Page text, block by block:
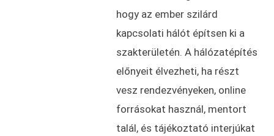
hogy az ember szilárd
kapcsolati hálót építsen ki a
szakterületén. A hálózatépítés
előnyeit élvezheti, ha részt
vesz rendezvényeken, online
forrásokat használ, mentort
talál, és tájékoztató interjúkat